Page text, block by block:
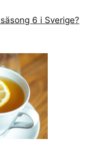
6 i Sverige?